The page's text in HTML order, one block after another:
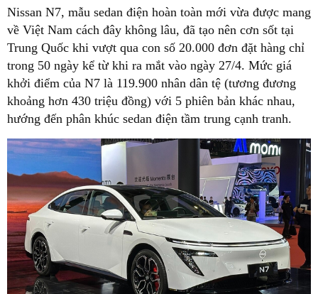
Nissan N7, mẫu sedan điện hoàn toàn mới vừa được mang
về Việt Nam cách đây không lâu, đã tạo nên cơn sốt tại
Trung Quốc khi vượt qua con số 20.000 đơn đặt hàng chỉ
trong 50 ngày kể từ khi ra mắt vào ngày 27/4. Mức giá
khởi điểm của N7 là 119.900 nhân dân tệ (tương đương
khoảng hơn 430 triệu đồng) với 5 phiên bản khác nhau,
hướng đến phân khúc sedan điện tầm trung cạnh tranh.